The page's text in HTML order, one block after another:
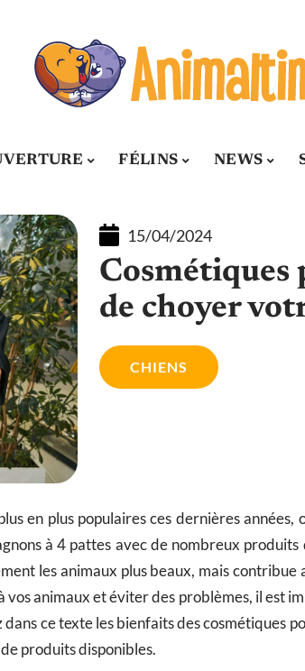
FÉLINS NEWS
15/04/2024
Cosmétiques
de choyer
CHIENS
en plus populaires ces dernières années,
à 4 pattes avec de nombreux produits
les animaux plus beaux, mais contribue
animaux et éviter des problèmes, il est
ce texte les bienfaits des cosmétiques
produits disponibles.